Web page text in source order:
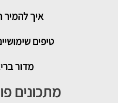
איך להמיר
טיפים
מדור
מתכונים